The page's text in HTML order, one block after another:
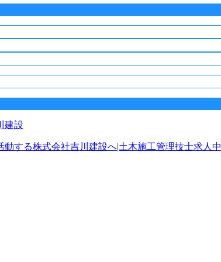
動する株式会社吉川建設へ|土木施工管理技士求人中